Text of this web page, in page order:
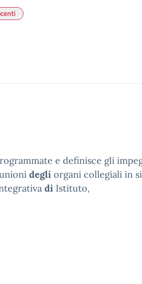
e definisce gli
degli organi collegiali in
di Istituto,